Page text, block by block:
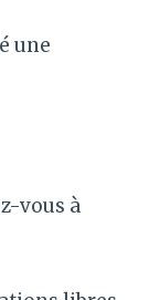
une
vous à